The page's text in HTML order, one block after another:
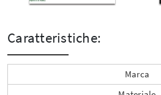
Caratteristiche:
Marca